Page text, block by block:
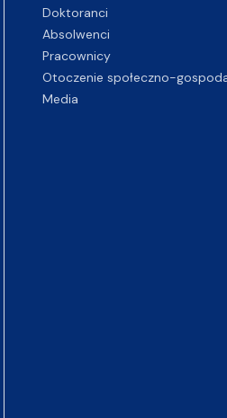
Doktoranci
Absolwenci
Pracownicy
Otoczenie społeczno-
Media